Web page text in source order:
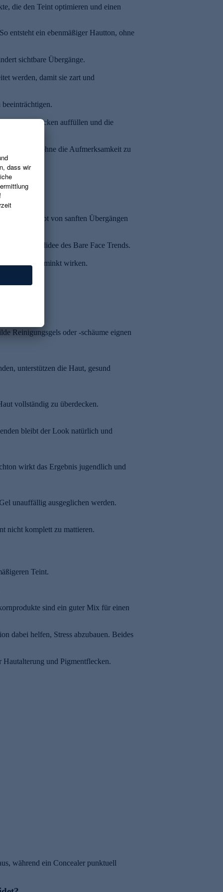
die den Teint optimieren und einen
entsteht ein ebenmäßiger Hautton, ohne
sichtbare Übergänge.
werden, damit sie zart und
sich Lücken auffüllen und die
Look ab, ohne die Aufmerksamkeit zu
lassen.
Trend lebt von sanften Übergängen
zur Grundidee des Bare Face Trends.
schnell geschminkt wirken.
lassen.
Reinigungsgels oder -schäume eignen
unterstützen die Haut, gesund
vollständig zu überdecken.
bleibt der Look natürlich und
wirkt das Ergebnis jugendlich und
unauffällig ausgeglichen werden.
nicht komplett zu mattieren.
Teint.
sind ein guter Mix für einen
dabei helfen, Stress abzubauen. Beides
und Pigmentflecken.
während ein Concealer punktuell